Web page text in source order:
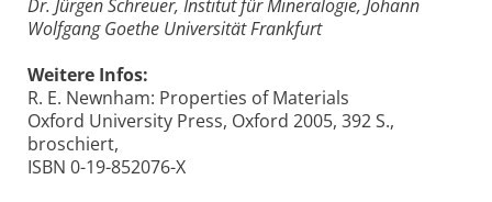
Dr. Jürgen Schreuer, Institut für Mineralogie, Johann
Wolfgang Goethe Universität Frankfurt
Weitere Infos:
R. E. Newnham: Properties of Materials
Oxford University Press, Oxford 2005, 392 S.,
broschiert,
ISBN 0-19-852076-X